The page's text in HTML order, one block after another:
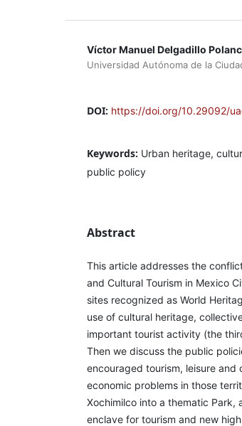
Víctor Manuel Delgadillo
Universidad Autónoma de la
DOI: https://doi.org/10.29092/
Keywords: Urban heritage,
public policy
Abstract
This article addresses the
and Cultural Tourism in Mexico
sites recognized as World
use of cultural heritage,
important tourist activity (the
Then we discuss the public
encouraged tourism, leisure
economic problems in those
Xochimilco into a thematic Park,
enclave for tourism and new